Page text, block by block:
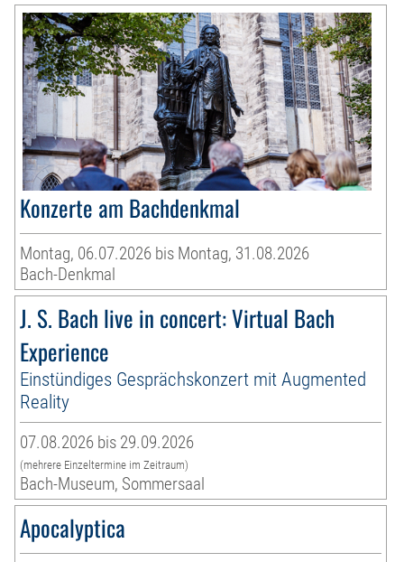
Konzerte am Bachdenkmal
Montag, 06.07.2026 bis Montag, 31.08.2026
Bach-Denkmal
J. S. Bach live in concert: Virtual Bach
Experience
Einstündiges Gesprächskonzert mit Augmented
Reality
07.08.2026 bis 29.09.2026
(mehrere Einzeltermine im Zeitraum)
Bach-Museum, Sommersaal
Apocalyptica